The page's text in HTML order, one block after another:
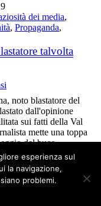
dei media,
,Propaganda,
talvolta
noto blastatore del
dall'opinione
sui fatti della Val
mette una toppa
del buco,
troppo tardiva.
da copyright
esperienza sul
la navigazione,
problemi.